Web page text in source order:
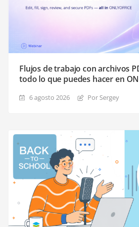
Flujos de trabajo con archivos
todo lo que puedes hacer en
6 agosto 2026 Por Sergey